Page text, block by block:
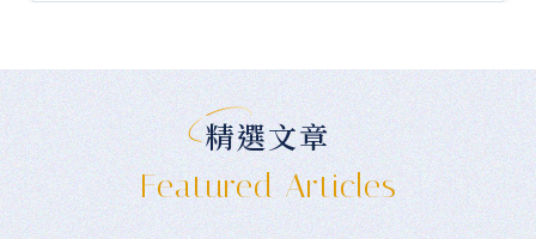
精選文章
Featured Articles